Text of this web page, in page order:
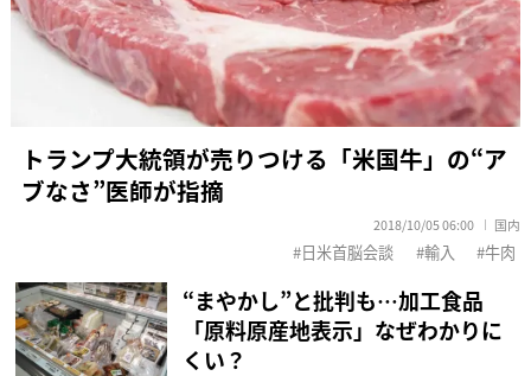
トランプ大統領が売りつける「米国牛」の“ア
ブなさ”医師が指摘
2018/10/05 06:00 国内
日米首脳会談 輸入 牛肉
“まやかし”と批判も…加工食品
「原料原産地表示」なぜわかりに
くい？